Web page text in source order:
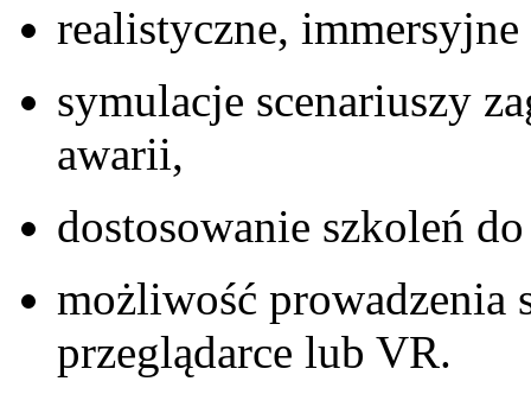
realistyczne,
symulacje scenariuszy
awarii,
dostosowanie szkoleń
możliwość
przeglądarce lub VR.